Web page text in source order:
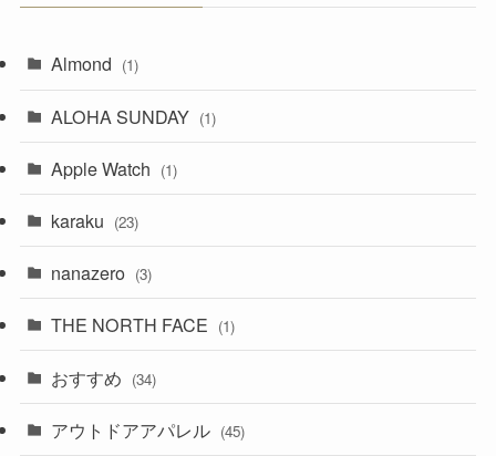
Almond (1)
ALOHA SUNDAY (1)
Apple Watch (1)
karaku (23)
nanazero (3)
THE NORTH FACE (1)
おすすめ (34)
アウトドアアパレル (45)